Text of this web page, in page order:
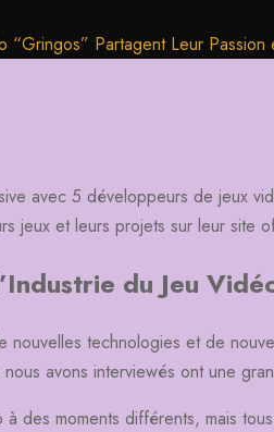
Partagent Leur Passion
avec 5 développeurs de jeux
jeux et leurs projets sur leur site
du Jeu
nouvelles technologies et de
avons interviewés ont une
des moments différents, mais